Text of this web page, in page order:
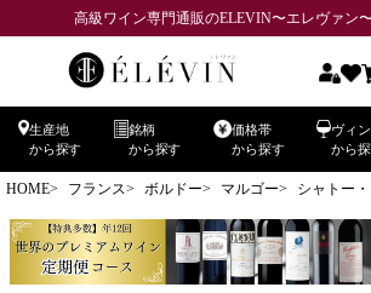
高級ワイン専門通販のELEVIN〜エレヴァン
生産地
から探す
銘柄
から探す
価格帯
から探す
ヴィ
から
HOME フランス ボルドー マルゴー シャトー